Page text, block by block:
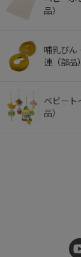
品）
哺乳びん
連（部品）
ベビート
品）